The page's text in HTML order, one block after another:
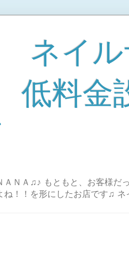
ネイル
料金
ＡＮＡ♫♪ もともと、お客様だ
ね！！を形にしたお店です♫